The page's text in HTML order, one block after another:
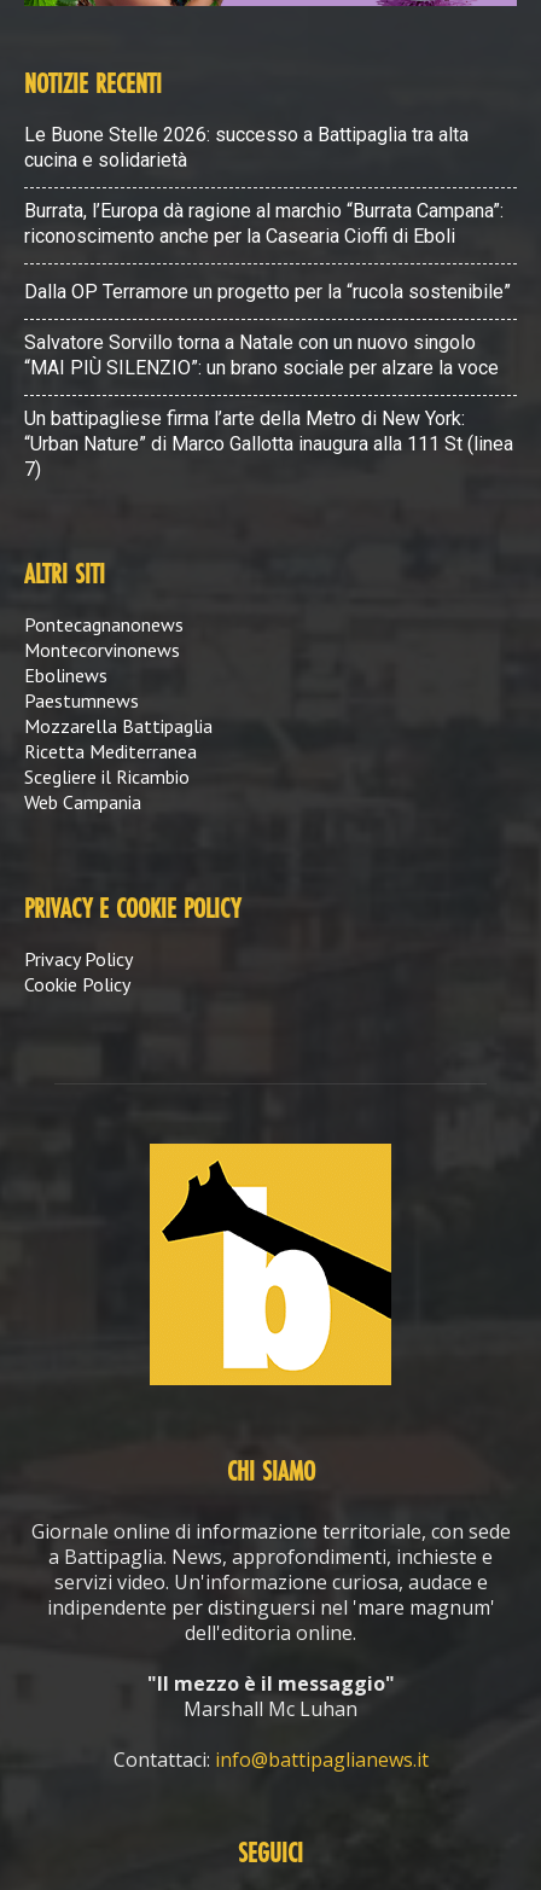
NOTIZIE RECENTI
Le Buone Stelle 2026: successo a Battipaglia tra alta
cucina e solidarietà
Burrata, l’Europa dà ragione al marchio “Burrata Campana”:
riconoscimento anche per la Casearia Cioffi di Eboli
Dalla OP Terramore un progetto per la “rucola sostenibile”
Salvatore Sorvillo torna a Natale con un nuovo singolo
“MAI PIÙ SILENZIO”: un brano sociale per alzare la voce
Un battipagliese firma l’arte della Metro di New York:
“Urban Nature” di Marco Gallotta inaugura alla 111 St (linea
7)
ALTRI SITI
Pontecagnanonews
Montecorvinonews
Ebolinews
Paestumnews
Mozzarella Battipaglia
Ricetta Mediterranea
Scegliere il Ricambio
Web Campania
PRIVACY E COOKIE POLICY
Privacy Policy
Cookie Policy
CHI SIAMO
Giornale online di informazione territoriale, con sede
a Battipaglia. News, approfondimenti, inchieste e
servizi video. Un'informazione curiosa, audace e
indipendente per distinguersi nel 'mare magnum'
dell'editoria online.
"Il mezzo è il messaggio"
Marshall Mc Luhan
Contattaci: info@battipaglianews.it
SEGUICI